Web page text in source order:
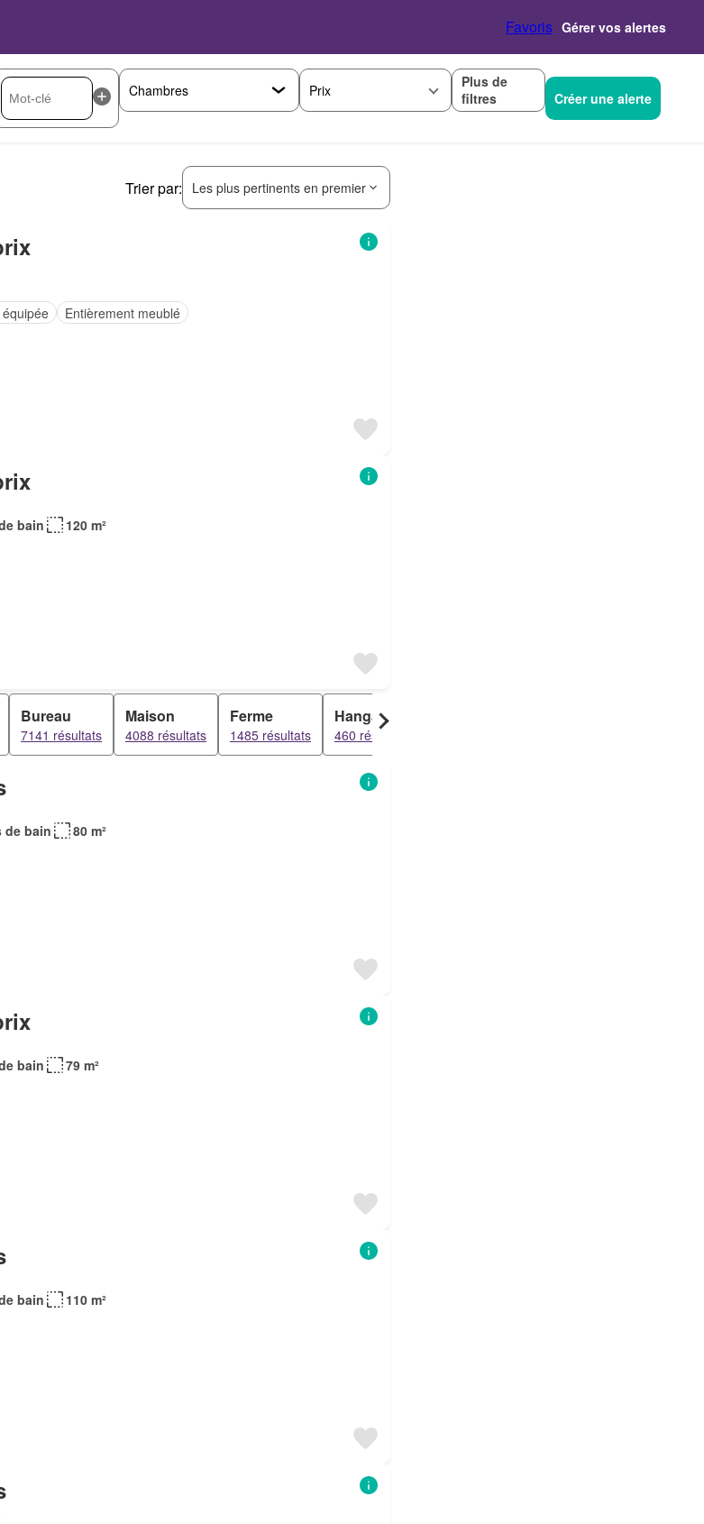
Favoris Gérer vos alertes
Prix
Plus de
filtres
Créer une alerte
Trier par: Les plus pertinents en premier
Entièrement meublé
bain 120 m²
Bureau
7141 résultats
Maison
4088 résultats
Ferme
1485 résultats
Hangar
460 résultats
de bain 80 m²
bain 79 m²
bain 110 m²